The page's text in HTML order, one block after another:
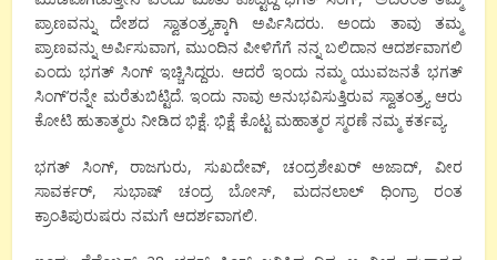
ಪ್ರಾಣವನ್ನು ದೇಶದ ಸ್ವಾತಂತ್ರ್ಯಕ್ಕಾಗಿ ಅರ್ಪಿಸಿದರು. ಅಂದು ತಾವು ತಮ್ಮ
ಪ್ರಾಣವನ್ನು ಅರ್ಪಿಸುವಾಗ, ಮುಂದಿನ ಪೀಳಿಗೆಗೆ ನನ್ನ ಬಲಿದಾನ ಆದರ್ಶವಾಗಲಿ
ಎಂದು ಭಗತ್ ಸಿಂಗ್ ಇಚ್ಚಿಸಿದ್ದರು. ಆದರೆ ಇಂದು ನಮ್ಮ ಯುವಜನತೆ ಭಗತ್
ಸಿಂಗ್’ರನ್ನೇ ಮರೆತುಬಿಟ್ಟಿದೆ. ಇಂದು ನಾವು ಅನುಭವಿಸುತ್ತಿರುವ ಸ್ವಾತಂತ್ರ್ಯ ಆರು
ಕೋಟಿ ಹುತಾತ್ಮರು ನೀಡಿದ ಭಿಕ್ಷೆ. ಭಿಕ್ಷೆ ಕೊಟ್ಟ ಮಹಾತ್ಮರ ಸ್ಮರಣೆ ನಮ್ಮ ಕರ್ತವ್ಯ.
ಭಗತ್ ಸಿಂಗ್, ರಾಜಗುರು, ಸುಖದೇವ್, ಚಂದ್ರಶೇಖರ್ ಅಜಾದ್, ವೀರ
ಸಾವರ್ಕರ್, ಸುಭಾಷ್ ಚಂದ್ರ ಬೋಸ್, ಮದನಲಾಲ್ ಧಿಂಗ್ರಾ ರಂತ
ಕ್ರಾಂತಿಪುರುಷರು ನಮಗೆ ಆದರ್ಶವಾಗಲಿ.